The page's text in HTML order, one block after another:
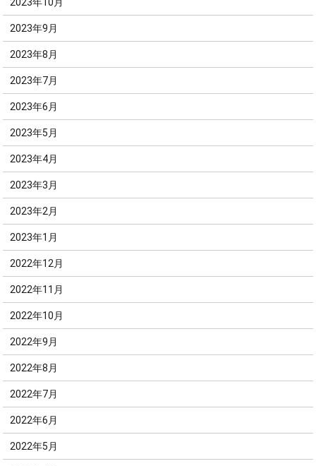
2023年10月
2023年9月
2023年8月
2023年7月
2023年6月
2023年5月
2023年4月
2023年3月
2023年2月
2023年1月
2022年12月
2022年11月
2022年10月
2022年9月
2022年8月
2022年7月
2022年6月
2022年5月